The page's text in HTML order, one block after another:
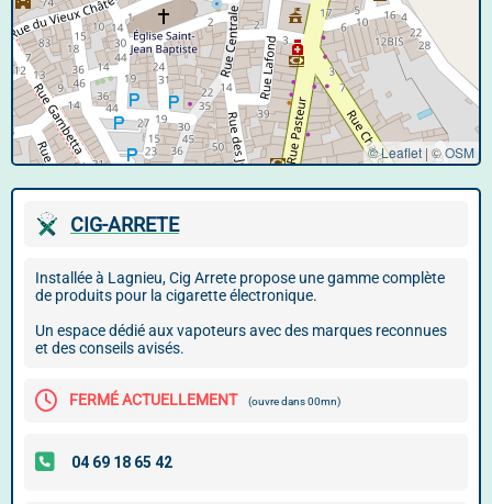
© Leaflet | ©OSM
CIG-ARRETE
Installée à Lagnieu, Cig Arrete propose une gamme complète
de produits pour la cigarette électronique.
Un espace dédié aux vapoteurs avec des marques reconnues
et des conseils avisés.
FERMÉ ACTUELLEMENT (ouvre dans 00mn)